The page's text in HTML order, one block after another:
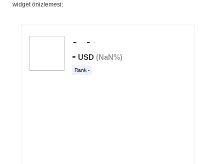
widget önizlemesi: